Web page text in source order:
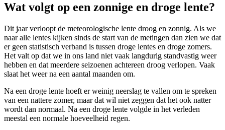
Wat volgt op een zonnige en droge lente?
Dit jaar verloopt de meteorologische lente droog en zonnig. Als we
naar alle lentes kijken sinds de start van de metingen dan zien we dat
er geen statistisch verband is tussen droge lentes en droge zomers.
Het valt op dat we in ons land niet vaak langdurig standvastig weer
hebben en dat meerdere seizoenen achtereen droog verlopen. Vaak
slaat het weer na een aantal maanden om.
Na een droge lente hoeft er weinig neerslag te vallen om te spreken
van een nattere zomer, maar dat wil niet zeggen dat het ook natter
wordt dan normaal. Na een droge lente volgde in het verleden
meestal een normale hoeveelheid regen.